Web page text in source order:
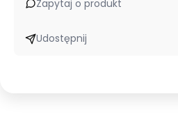
Zapytaj o produkt
Udostępnij